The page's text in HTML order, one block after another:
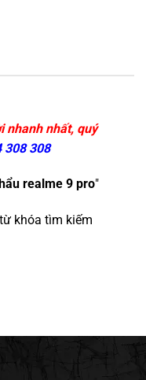
nhanh nhất, quý
308 308
realme 9 pro"
khóa tìm kiếm